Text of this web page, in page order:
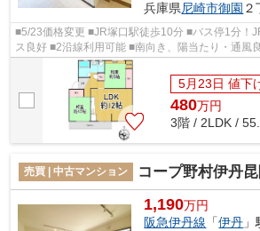
兵庫県尼崎市御園 ２
■5/23価格変更 ■JR塚口駅徒歩10分 ■バス停1分！
ス良好 ■2沿線利用可能 ■南向き、陽当たり・通風
り ■水廻り窓付き、換気・採光良好 ■...
5月23日 値下
480万円
3階 / 2LDK /
売買 | 中古マンション コープ野村伊丹
1,190万円
阪急伊丹線 「伊丹